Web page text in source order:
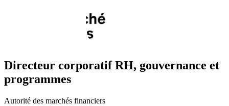
Directeur corporatif RH, gouvernance et
programmes
Autorité des marchés financiers